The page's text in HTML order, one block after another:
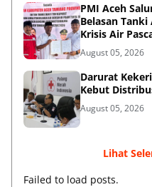
PMI Aceh
Belasan
Krisis Air
August 05, 2026
Darurat
Kebut
August 05, 2026
Lihat
Failed to load posts.